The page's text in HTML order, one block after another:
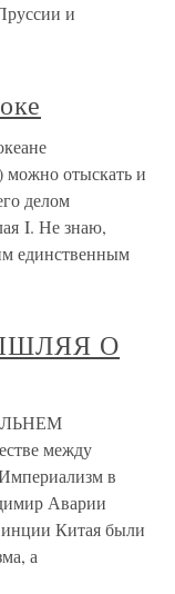
и
можно отыскать и
делом
I. Не знаю,
единственным
О
между
в
Аварии
Китая были
а